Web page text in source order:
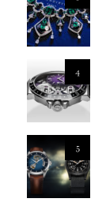
4
5